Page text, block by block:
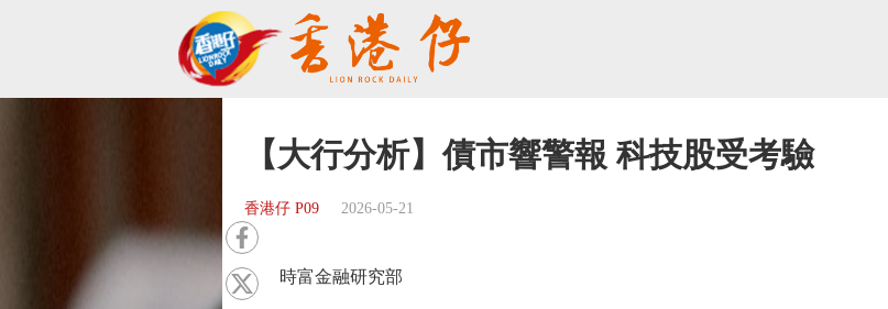
【大行分析】債市響警報 科技股受考驗
香港仔 P09 2026-05-21
時富金融研究部